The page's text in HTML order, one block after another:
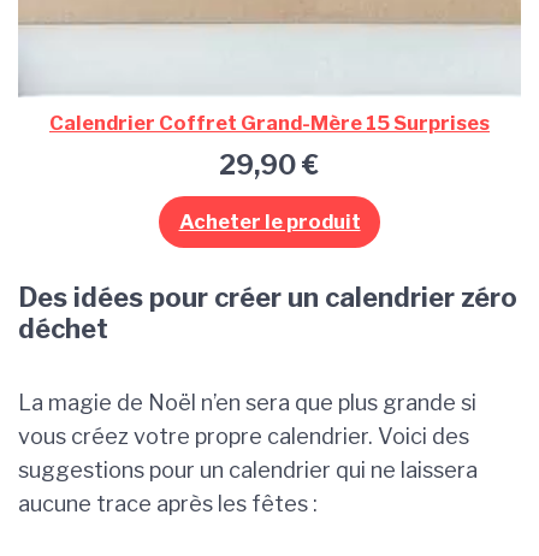
Calendrier Coffret Grand-Mère 15 Surprises
29,90€
Acheter le produit
Des idées pour créer un calendrier zéro
déchet
La magie de Noël n’en sera que plus grande si
vous créez votre propre calendrier. Voici des
suggestions pour un calendrier qui ne laissera
aucune trace après les fêtes :